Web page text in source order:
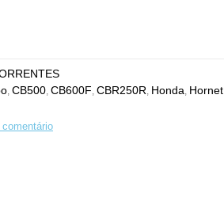
CB500 CB600F CBR250R Honda Hornet
comentário